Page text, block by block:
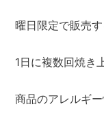
曜日限定で販売
1日に複数回焼き
商品のアレルギ